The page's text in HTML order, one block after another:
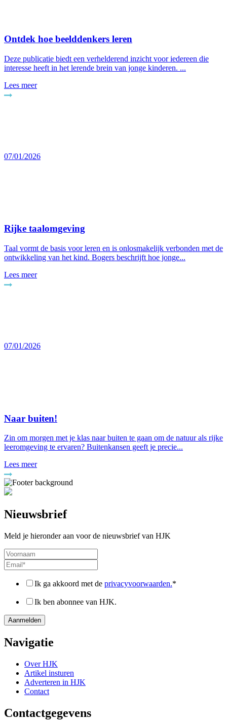
Ontdek hoe beelddenkers leren
Deze publicatie biedt een verhelderend inzicht voor iedereen die
interesse heeft in het lerende brein van jonge kinderen. ...
Lees meer
07/01/2026
Rijke taalomgeving
Taal vormt de basis voor leren en is onlosmakelijk verbonden met de
ontwikkeling van het kind. Bogers beschrijft hoe jonge...
Lees meer
07/01/2026
Naar buiten!
Zin om morgen met je klas naar buiten te gaan om de natuur als rijke
leeromgeving te ervaren? Buitenkansen geeft je precie...
Lees meer
Nieuwsbrief
Meld je hieronder aan voor de nieuwsbrief van HJK
Ik ga akkoord met de privacyvoorwaarden.*
Ik ben abonnee van HJK.
Navigatie
Over HJK
Artikel insturen
Adverteren in HJK
Contact
Contactgegevens